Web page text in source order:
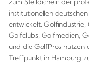
zum Stelldichein der
institutionellen
entwickelt. Golfindustrie,
Golfclubs, Golfmedien,
und die GolfPros nutzen
Treffpunkt in Hamburg